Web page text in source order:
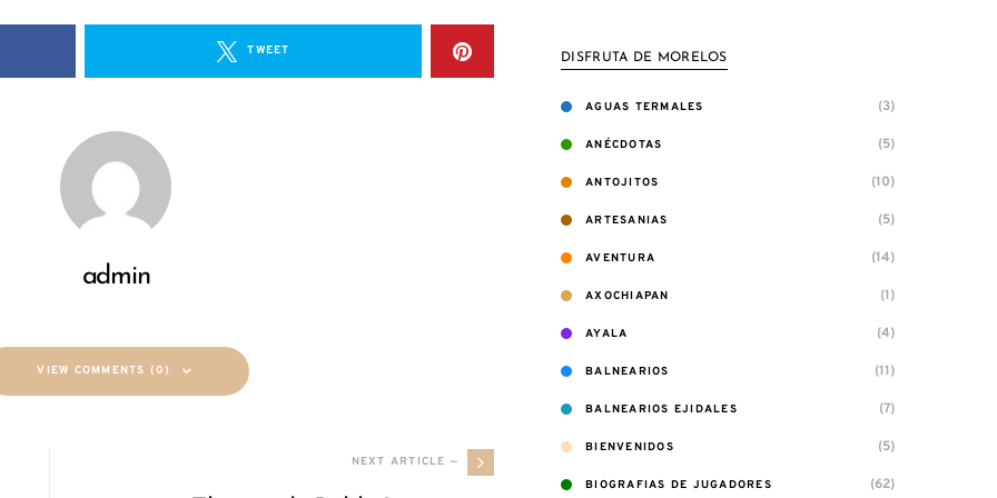
TWEET
admin
VIEW COMMENTS (0)
NEXT ARTICLE —
DISFRUTA DE MORELOS
AGUAS TERMALES (3)
ANÉCDOTAS (5)
ANTOJITOS (10)
ARTESANIAS (5)
AVENTURA (14)
AXOCHIAPAN (1)
AYALA (4)
BALNEARIOS (11)
BALNEARIOS EJIDALES (7)
BIENVENIDOS (5)
BIOGRAFIAS DE JUGADORES (62)